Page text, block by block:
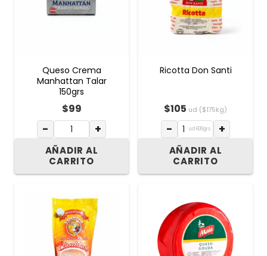
Queso Crema
Manhattan Talar
150grs
$99
− +
AÑADIR AL
CARRITO
Ricotta Don Santi
$105 ud ($175kg)
− ud 600grs +
AÑADIR AL
CARRITO